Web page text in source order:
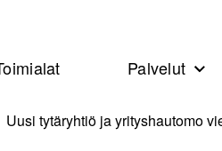
Palvelut
Uusi tytäryhtiö ja yrityshautomo